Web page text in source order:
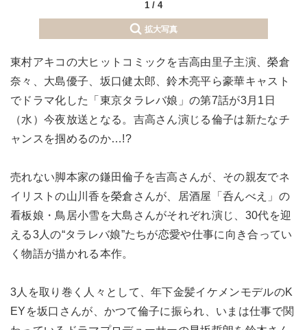
1 / 4
拡大写真
東村アキコの大ヒットコミックを吉高由里子主演、榮倉
奈々、大島優子、坂口健太郎、鈴木亮平ら豪華キャスト
でドラマ化した「東京タラレバ娘」の第7話が3月1日
（水）今夜放送となる。吉高さん演じる倫子は新たなチ
ャンスを掴めるのか…!?
売れない脚本家の鎌田倫子を吉高さんが、その親友でネ
イリストの山川香を榮倉さんが、居酒屋「呑んべえ」の
看板娘・鳥居小雪を大島さんがそれぞれ演じ、30代を迎
える3人の“タラレバ娘”たちが恋愛や仕事に向き合ってい
く物語が描かれる本作。
3人を取り巻く人々として、年下金髪イケメンモデルのK
EYを坂口さんが、かつて倫子に振られ、いまは仕事で関